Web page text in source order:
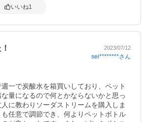
いいね1
2023/07/12
sei********さん
一で炭酸水を箱買いしており、ペット
量になるので何とかならないかと思っ
に教わりソーダストリームを購入しま
も任意で調節でき、何よりペットボトル